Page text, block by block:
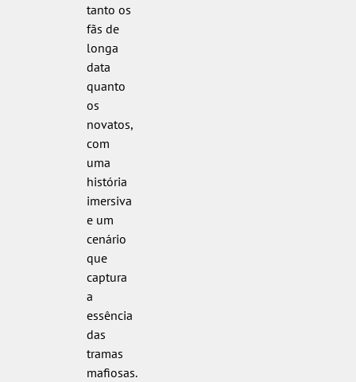
tanto os
fãs de
longa
data
quanto
os
novatos,
com
uma
história
imersiva
e um
cenário
que
captura
a
essência
das
tramas
mafiosas.